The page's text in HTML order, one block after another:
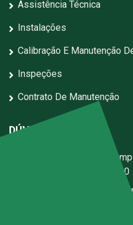
Assistência Técnica
Instalações
Calibração E Manutenção
Inspeções
Contrato De Manutenção
DÚVIDAS?
Rua dos
Paulo - SP - CEP: 03167-020
Estrada
Santa Isabel - SP - CEP